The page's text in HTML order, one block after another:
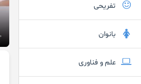
تفریحی
بانوان
علم و فناوری